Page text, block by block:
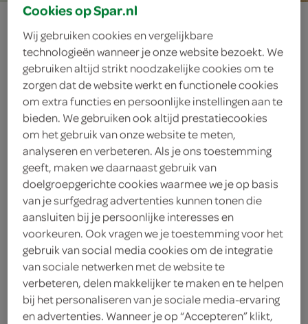
indiase kokos-
currysoep
ingrediënten
1 handje verse koriander
200 gram diepvriesdoperwten
400 milliliter kokosmelk
2 vleestomaten
1 aubergine
Cookies op Spar.nl
Wij gebruiken cookies en vergelijkbare
technologieën wanneer je onze website bezoekt. We
gebruiken altijd strikt noodzakelijke cookies om te
zorgen dat de website werkt en functionele cookies
om extra functies en persoonlijke instellingen aan te
bieden. We gebruiken ook altijd prestatiecookies
om het gebruik van onze website te meten,
analyseren en verbeteren. Als je ons toestemming
geeft, maken we daarnaast gebruik van
doelgroepgerichte cookies waarmee we je op basis
van je surfgedrag advertenties kunnen tonen die
aansluiten bij je persoonlijke interesses en
voorkeuren. Ook vragen we je toestemming voor het
gebruik van social media cookies om de integratie
van sociale netwerken met de website te
verbeteren, delen makkelijker te maken en te helpen
bij het personaliseren van je sociale media-ervaring
en advertenties. Wanneer je op “Accepteren” klikt,